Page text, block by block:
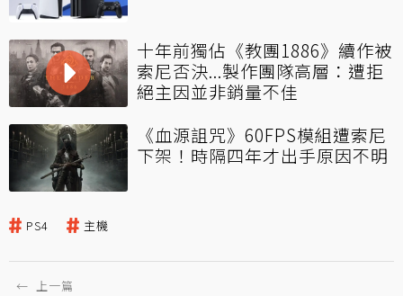
十年前獨佔《教團1886》續作被
索尼否決...製作團隊高層：遭拒
絕主因並非銷量不佳
《血源詛咒》60FPS模組遭索尼
下架！時隔四年才出手原因不明
PS4 主機
← 上一篇